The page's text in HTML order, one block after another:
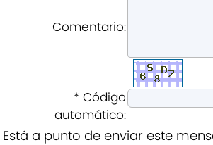
Comentario:
* Código
automático:
Está a punto de enviar este